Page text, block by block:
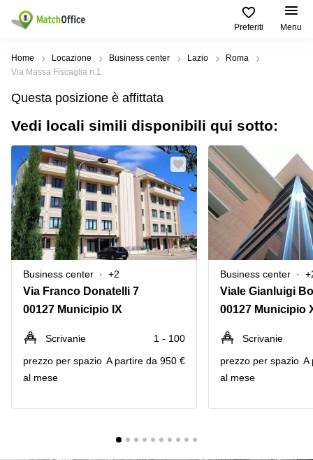
Preferiti Menu
Dare in locazione e affittare
Tipologie di
locali
Ufficio
Business
Center
Coworking
Sala
Riunioni
Virtuale
Zone
Popolari
Genova
Milano
Treviso
Palermo
Bari
Torino
Firenze
Pescara
Verona
Ricerche
popolari
Coworking
Lazio
Coworking
Bologna
Uffici
in
affitto a
Vicenza
Coworking
Palermo
Uffici
in
affitto a
Pescara
Coworking
Lombardy
Aiuto
Chi Siamo
Metti in elenco il tuo ufficio
Prezzo
Accesso
Home Locazione Business center Lazio
Roma
Via Massa Fiscaglia n.1
Questa posizione è affittata
Vedi locali simili disponibili qui sotto:
Business center +2
Via Franco Donatelli 7
00127 Municipio IX
Scrivanie
1 - 100
prezzo per spazio
al mese
A partire da 950 €
Business center
Viale Gianluigi
00127 Municipio
Scrivanie
prezzo per spazio
al mese
A